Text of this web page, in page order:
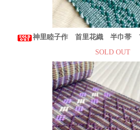
神里睦子作 首里花織 半巾帯
SOLD OUT